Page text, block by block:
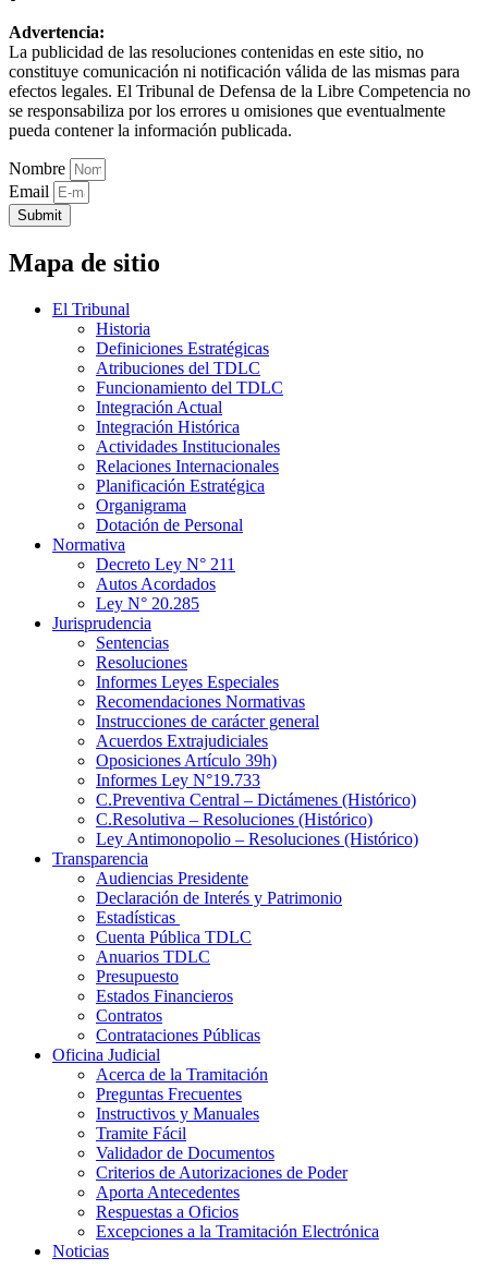
Advertencia:
La publicidad de las resoluciones contenidas en este sitio, no
constituye comunicación ni notificación válida de las mismas para
efectos legales. El Tribunal de Defensa de la Libre Competencia no
se responsabiliza por los errores u omisiones que eventualmente
pueda contener la información publicada.
Nombre
Email
Submit
Mapa de sitio
El Tribunal
Historia
Definiciones Estratégicas
Atribuciones del TDLC
Funcionamiento del TDLC
Integración Actual
Integración Histórica
Actividades Institucionales
Relaciones Internacionales
Planificación Estratégica
Organigrama
Dotación de Personal
Normativa
Decreto Ley N° 211
Autos Acordados
Ley N° 20.285
Jurisprudencia
Sentencias
Resoluciones
Informes Leyes Especiales
Recomendaciones Normativas
Instrucciones de carácter general
Acuerdos Extrajudiciales
Oposiciones Artículo 39h)
Informes Ley N°19.733
C.Preventiva Central – Dictámenes (Histórico)
C.Resolutiva – Resoluciones (Histórico)
Ley Antimonopolio – Resoluciones (Histórico)
Transparencia
Audiencias Presidente
Declaración de Interés y Patrimonio
Estadísticas
Cuenta Pública TDLC
Anuarios TDLC
Presupuesto
Estados Financieros
Contratos
Contrataciones Públicas
Oficina Judicial
Acerca de la Tramitación
Preguntas Frecuentes
Instructivos y Manuales
Tramite Fácil
Validador de Documentos
Criterios de Autorizaciones de Poder
Aporta Antecedentes
Respuestas a Oficios
Excepciones a la Tramitación Electrónica
Noticias